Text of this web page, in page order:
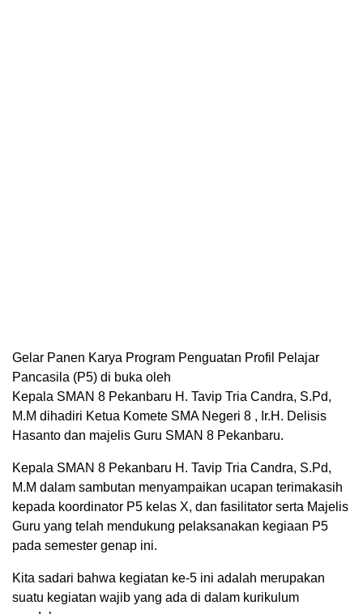
Gelar Panen Karya Program Penguatan Profil Pelajar
Pancasila (P5) di buka oleh
Kepala SMAN 8 Pekanbaru H. Tavip Tria Candra, S.Pd,
M.M dihadiri Ketua Komete SMA Negeri 8 , Ir.H. Delisis
Hasanto dan majelis Guru SMAN 8 Pekanbaru.
Kepala SMAN 8 Pekanbaru H. Tavip Tria Candra, S.Pd,
M.M dalam sambutan menyampaikan ucapan terimakasih
kepada koordinator P5 kelas X, dan fasilitator serta Majelis
Guru yang telah mendukung pelaksanakan kegiaan P5
pada semester genap ini.
Kita sadari bahwa kegiatan ke-5 ini adalah merupakan
suatu kegiatan wajib yang ada di dalam kurikulum